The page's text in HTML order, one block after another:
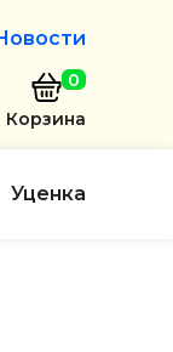
0
Корзина
Уценка